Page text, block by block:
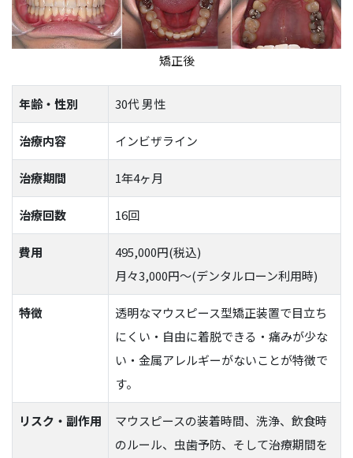
矯正後
年齢・性別 30代 男性
治療内容 インビザライン
治療期間 1年4ヶ月
治療回数 16回
費用
495,000円(税込)
月々3,000円〜(デンタルローン利用時)
特徴
透明なマウスピース型矯正装置で目立ち
にくい・自由に着脱できる・痛みが少な
い・金属アレルギーがないことが特徴で
す。
リスク・副作用
マウスピースの装着時間、洗浄、飲食時
のルール、虫歯予防、そして治療期間を